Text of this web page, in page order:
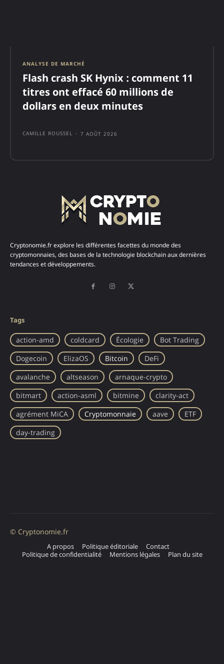
ANALYSE DE MARCHÉ
Flash crash SK Hynix : comment 11
titres ont effacé 60 millions de
dollars en deux minutes
CAMILLE ROUSSEL - 7 AOÛT 2026
Cryptonomie.fr explore les différentes facettes du monde des
cryptomonnaies, des bases de la technologie blockchain aux dernières
tendances et développements.
Tags
action-amd coldcard Écologie
Bot Trading
Dogecoin
ElizaOS Bitcoin
DeFi
avalanche
altseason
arnaque-crypto
bitmart
action-asml bitmine
clarity-act
agrément MiCA
Cryptomonnaie aave
ETF
day-trading
© Cryptonomie.fr
A propos Politique éditoriale
Contact
Politique de confidentialité
Mentions légales Plan du site